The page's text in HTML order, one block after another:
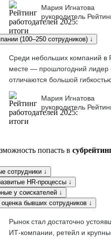
Мария Игнатова
руководитель
(100–250 сотрудников) ↓
Среди небольших компаний в
месте — прошлогодний лидер
отличаются большой
Мария Игнатова
руководитель
попасть в
сотрудники ↓
HR-процессы ↓
у соискателей ↓
бывших сотрудников ↓
Рынок стал достаточно
ИТ-компании, ретейл и